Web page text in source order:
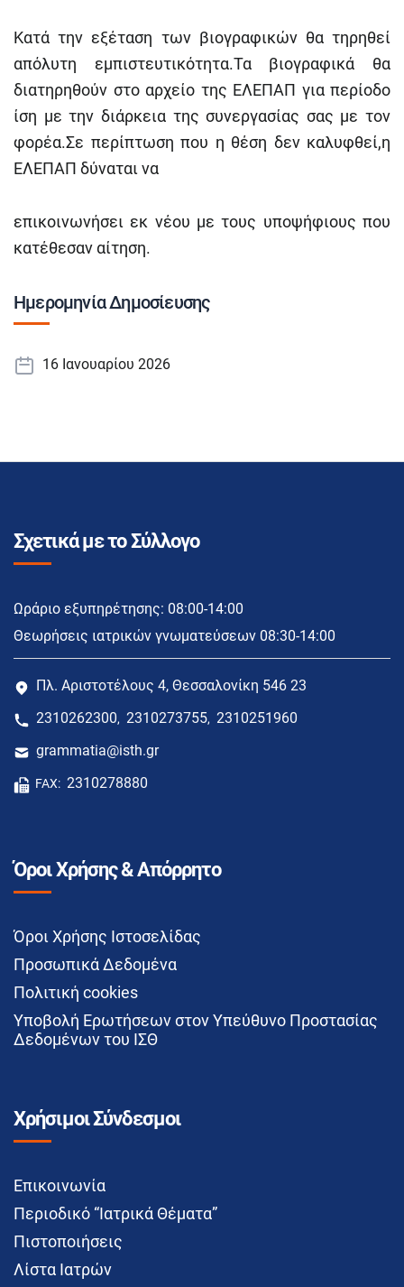
Κατά την εξέταση των βιογραφικών θα τηρηθεί
απόλυτη εμπιστευτικότητα.Τα βιογραφικά θα
διατηρηθούν στο αρχείο της ΕΛΕΠΑΠ για περίοδο
ίση με την διάρκεια της συνεργασίας σας με τον
φορέα.Σε περίπτωση που η θέση δεν καλυφθεί,η
ΕΛΕΠΑΠ δύναται να
επικοινωνήσει εκ νέου με τους υποψήφιους που
κατέθεσαν αίτηση.
Ημερομηνία Δημοσίευσης
16 Ιανουαρίου 2026
Σχετικά με το Σύλλογο
Ωράριο εξυπηρέτησης: 08:00-14:00
Θεωρήσεις ιατρικών γνωματεύσεων 08:30-14:00
Πλ. Αριστοτέλους 4, Θεσσαλονίκη 546 23
2310262300, 2310273755, 2310251960
grammatia@isth.gr
FAX: 2310278880
Όροι Χρήσης & Απόρρητο
Όροι Χρήσης Ιστοσελίδας
Προσωπικά Δεδομένα
Πολιτική cookies
Υποβολή Ερωτήσεων στον Υπεύθυνο Προστασίας
Δεδομένων του ΙΣΘ
Χρήσιμοι Σύνδεσμοι
Επικοινωνία
Περιοδικό “Ιατρικά Θέματα”
Πιστοποιήσεις
Λίστα Ιατρών